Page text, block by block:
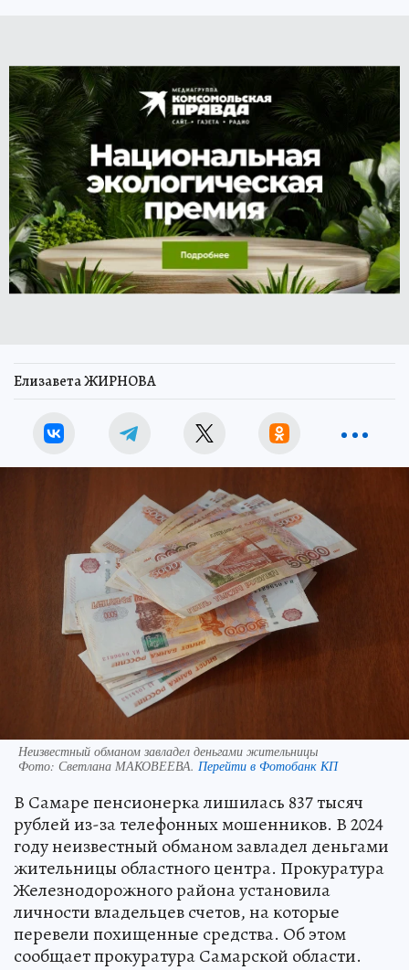
Елизавета ЖИРНОВА
Неизвестный обманом завладел деньгами жительницы
Фото: Светлана МАКОВЕЕВА. Перейти в Фотобанк КП
В Самаре пенсионерка лишилась 837 тысяч
рублей из-за телефонных мошенников. В 2024
году неизвестный обманом завладел деньгами
жительницы областного центра. Прокуратура
Железнодорожного района установила
личности владельцев счетов, на которые
перевели похищенные средства. Об этом
сообщает прокуратура Самарской области.